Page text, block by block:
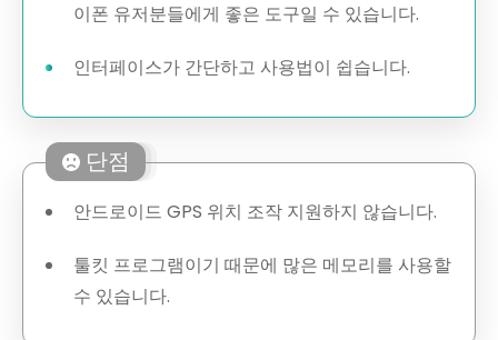
이폰 유저분들에게 좋은 도구일 수 있습니다.
인터페이스가 간단하고 사용법이 쉽습니다.
단점
안드로이드 GPS 위치 조작 지원하지 않습니다.
툴킷 프로그램이기 때문에 많은 메모리를 사용할
수 있습니다.